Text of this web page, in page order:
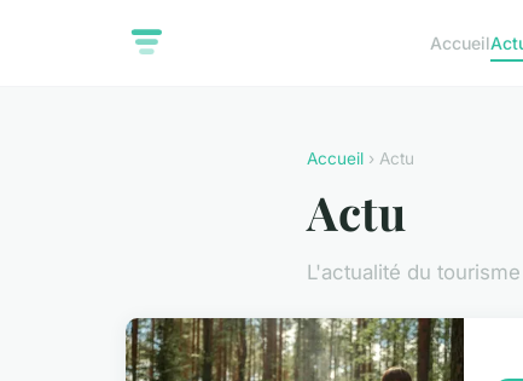
Accueil
Accueil › Actu
Actu
L'actualité du